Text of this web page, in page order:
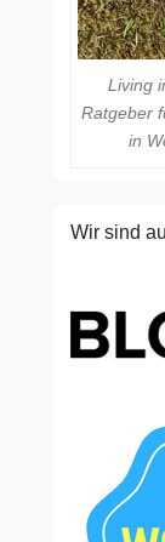
Living
Ratgeber
in
Wir sind